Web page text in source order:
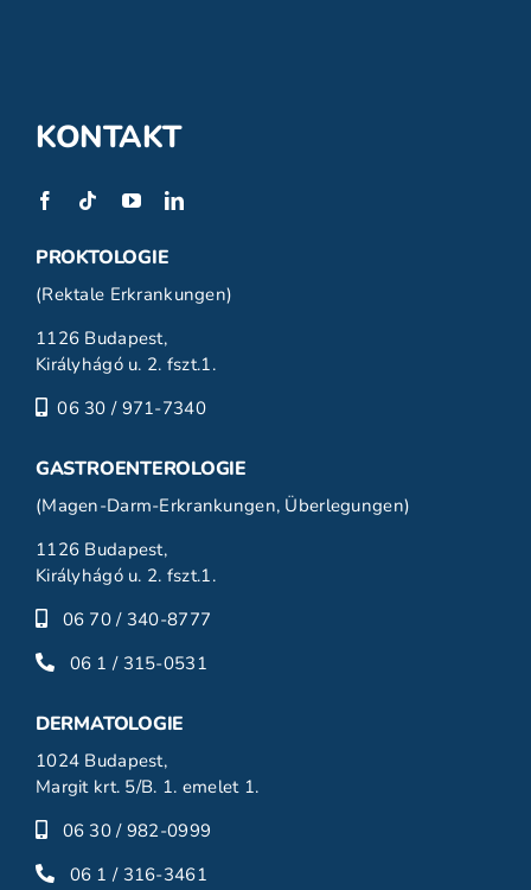
KONTAKT
PROKTOLOGIE
(Rektale Erkrankungen)
1126 Budapest,
Királyhágó u. 2. fszt.1.
06 30 / 971-7340
GASTROENTEROLOGIE
(Magen-Darm-Erkrankungen, Überlegungen)
1126 Budapest,
Királyhágó u. 2. fszt.1.
06 70 / 340-8777
06 1 / 315-0531
DERMATOLOGIE
1024 Budapest,
Margit krt. 5/B. 1. emelet 1.
06 30 / 982-0999
06 1 / 316-3461